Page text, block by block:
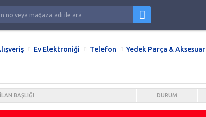
Ev Elektroniği Telefon Yedek Parça & Aksesuar
İLAN BAŞLIĞI DURUM